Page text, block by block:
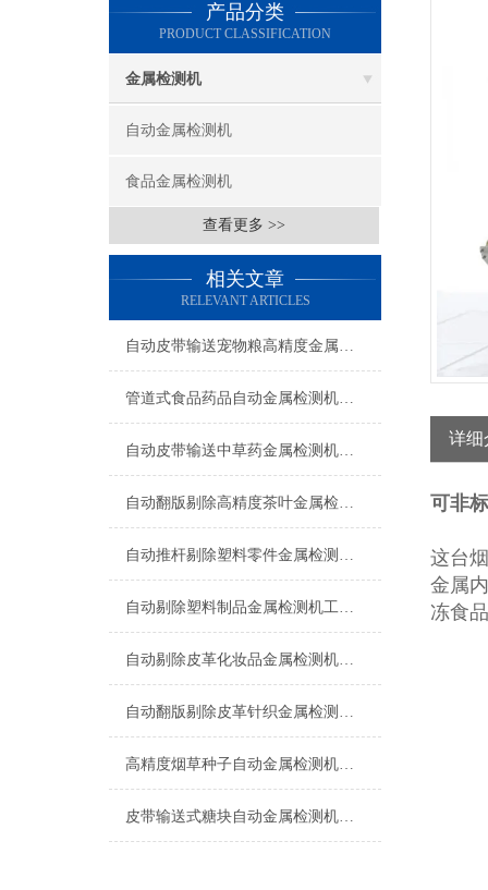
产品分类
PRODUCT CLASSIFICATION
金属检测机
自动金属检测机
食品金属检测机
查看更多 >>
相关文章
RELEVANT ARTICLES
自动皮带输送宠物粮高精度金属检测机生产厂家
管道式食品药品自动金属检测机支持定制
自动皮带输送中草药金属检测机操作简单
自动翻版剔除高精度茶叶金属检测机厂家
自动推杆剔除塑料零件金属检测机操作简单
自动剔除塑料制品金属检测机工厂生产
自动剔除皮革化妆品金属检测机支持定制
自动翻版剔除皮革针织金属检测机生产厂家
高精度烟草种子自动金属检测机设备
皮带输送式糖块自动金属检测机厂家
详细
可非
这台
金属
冻食